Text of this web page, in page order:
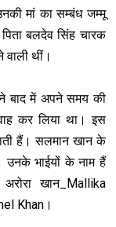
मां का सम्बंध जम्मू
बलदेव सिंह चारक
वाली थीं।
बाद में अपने समय की
कर लिया था। इस
हैं। सलमान खान के
उनके भाईयों के नाम हैं
खान_Mallika
Khan।